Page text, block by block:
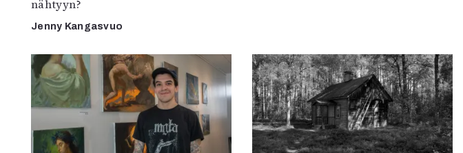
nähtyyn?
Jenny Kangasvuo